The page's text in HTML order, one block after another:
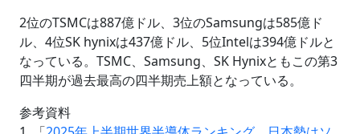
2位のTSMCは887億ドル、3位のSamsungは585億ド
ル、4位SK hynixは437億ドル、5位Intelは394億ドルと
なっている。TSMC、Samsung、SK Hynixともこの第3
四半期が過去最高の四半期売上額となっている。
参考資料